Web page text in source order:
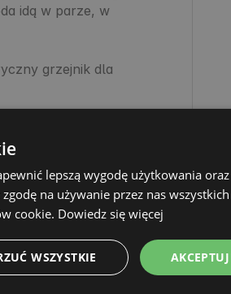
idą w parze, w
grzejnik dla
lepszą wygodę użytkowania
na używanie przez nas
cookie. Dowiedz się więcej
WSZYSTKIE